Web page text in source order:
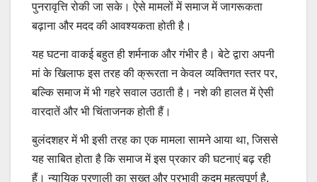
पुनरावृत्ति रोकी जा सके। ऐसे मामलों में समाज में जागरूकता
बढ़ाना और मदद की आवश्यकता होती है।
यह घटना वाकई बहुत ही शर्मनाक और गंभीर है। बेटे द्वारा अपनी
मां के खिलाफ इस तरह की क्रूरता न केवल व्यक्तिगत स्तर पर,
बल्कि समाज में भी गहरे सवाल उठाती है। नशे की हालत में ऐसी
वारदातें और भी चिंताजनक होती हैं।
बुलंदशहर में भी इसी तरह का एक मामला सामने आया था, जिससे
यह साबित होता है कि समाज में इस प्रकार की घटनाएं बढ़ रही
हैं। न्यायिक प्रणाली का सख्त और प्रभावी कदम महत्वपूर्ण है,